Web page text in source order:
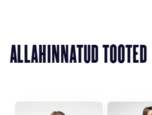
ALLAHINNATUD TOOTED